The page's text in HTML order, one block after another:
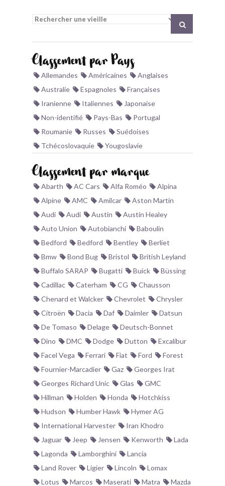
COMMENT FONCTIONNE BLV ?
Classement par Pays
Allemandes Américaines
Anglaises
Australie
Espagnoles
Françaises
Iranienne
Italiennes
Japonaise
Non-identifié
Pays-Bas
Portugal
Roumanie
Russes
Suédoises
Tchécoslovaquie
Yougoslavie
Classement par marque
Abarth AC Cars Alfa Roméo
Alpina
Alpine
AMC Amilcar
Aston Martin
Audi
Audi Austin
Austin Healey
Auto Union
Autobianchi
Baboulin
Bedford
Bedford Bentley
Berliet
Bmw
Bond Bug Bristol
British Leyland
Buffalo SARAP
Bugatti Buick
Büssing
Cadillac
Caterham CG
Chausson
Chenard et Walcker
Chevrolet
Chrysler
Citroën
Dacia Daf Daimler
Datsun
De Tomaso
Delage
Deutsch-Bonnet
Dino
DMC Dodge Dutton
Excalibur
Facel Vega
Ferrari Fiat Ford
Forest
Fournier-Marcadier
Gaz
Georges Irat
Georges Richard Unic
Glas
GMC
Hillman
Holden Honda
Hotchkiss
Hudson
Humber Hawk
Hymer AG
International Harvester
Iran Khodro
Jaguar
Jeep Jensen Kenworth
Lada
Lagonda
Lamborghini
Lancia
Land Rover
Ligier Lincoln
Lomax
Lotus
Marcos Maserati Matra
Mazda